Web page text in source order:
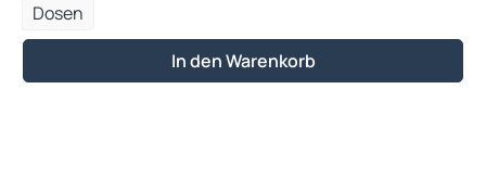
Dosen
In den Warenkorb